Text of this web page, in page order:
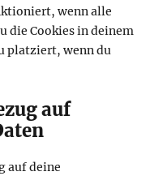
wenn alle
die Cookies in deinem
platziert, wenn du
auf
auf deine